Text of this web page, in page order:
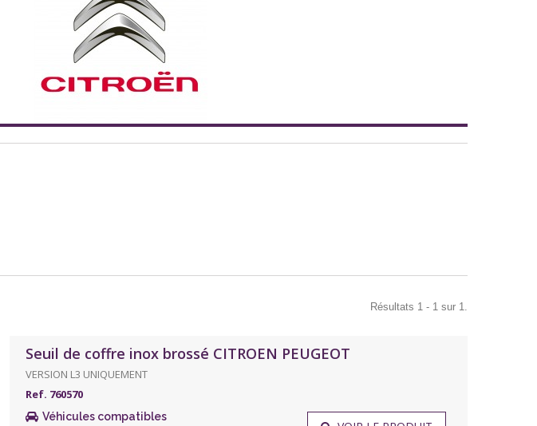
Résultats 1 - 1 sur 1.
Seuil de coffre inox brossé CITROEN PEUGEOT
VERSION L3 UNIQUEMENT
Ref. 760570
Véhicules compatibles